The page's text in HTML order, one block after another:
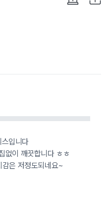
입니다
없이 깨끗합니다 ㅎㅎ
은 저정도되네요~